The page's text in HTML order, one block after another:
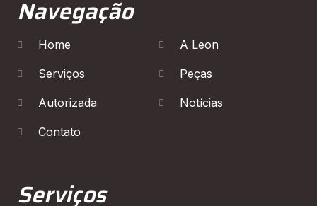
Navegação
Home A Leon
Serviços Peças
Autorizada Notícias
Contato
Serviços